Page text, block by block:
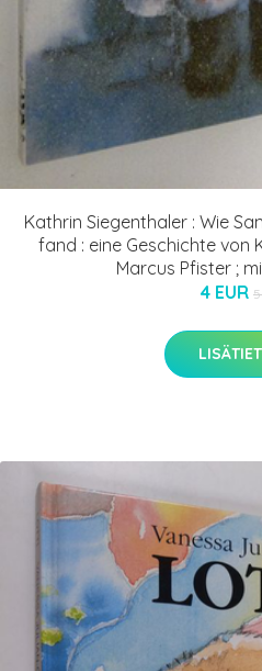
Kathrin Siegenthaler : Wie
fand : eine Geschichte von
Marcus Pfister ;
4 EUR